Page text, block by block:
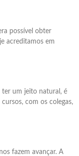
possível obter
acreditamos em
ter um jeito natural, é
com os colegas,
fazem avançar. A